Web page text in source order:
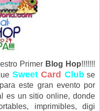
Primer Blog Hop!!!!!!!
Sweet Card Clubse
este gran evento por
es un sitio online, donde
imprimibles, digi